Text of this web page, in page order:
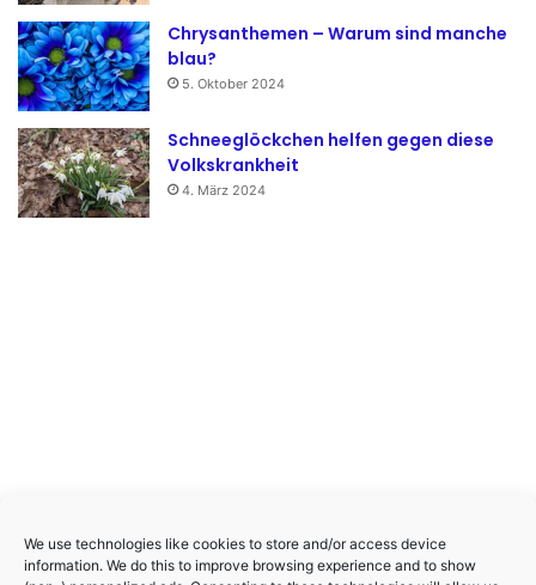
We use technologies like cookies to store and/or access device
information. We do this to improve browsing experience and to show
Chrysanthemen – Warum sind manche
blau?
5. Oktober 2024
Schneeglöckchen helfen gegen diese
Volkskrankheit
4. März 2024